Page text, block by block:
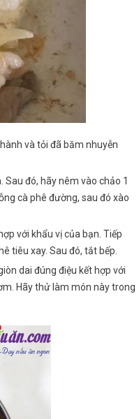
và tỏi đã băm nhuyễn
đó, hãy nêm vào chảo 1
cà phê đường, sau đó xào
với khẩu vị của bạn. Tiếp
tiêu xay. Sau đó, tắt bếp.
dai đúng điệu kết hợp với
Hãy thử làm món này trong